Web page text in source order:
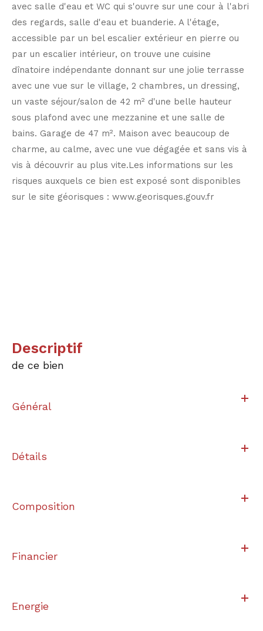
avec salle d'eau et WC qui s'ouvre sur une cour à l'abri
des regards, salle d'eau et buanderie. A l'étage,
accessible par un bel escalier extérieur en pierre ou
par un escalier intérieur, on trouve une cuisine
dînatoire indépendante donnant sur une jolie terrasse
avec une vue sur le village, 2 chambres, un dressing,
un vaste séjour/salon de 42 m² d'une belle hauteur
sous plafond avec une mezzanine et une salle de
bains. Garage de 47 m². Maison avec beaucoup de
charme, au calme, avec une vue dégagée et sans vis à
vis à découvrir au plus vite.Les informations sur les
risques auxquels ce bien est exposé sont disponibles
sur le site géorisques : www.georisques.gouv.fr
descriptif
de ce bien
Général
Détails
Composition
Financier
Energie